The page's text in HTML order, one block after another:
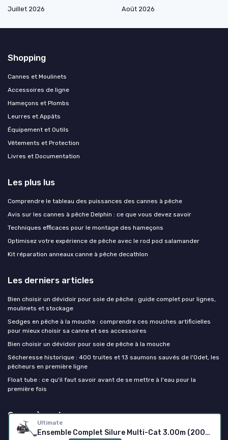
Ultimate
Ensemble Complet Silure Multi-Cat 3.00m (200g) - Ensembles Silure
Juillet 2026
Août 2026
Shopping
Cannes et Moulinets
Accessoires de ligne
Hameçons et Plombs
Leurres et Appâts
Équipement et Outils
Vêtements et Protection
Livres et Documentation
Les plus lus
Comprendre le tableau des puissances des cannes à pêche
Avis sur les cannes à pêche Delphin : ce que vous devez savoir
Techniques efficaces pour le montage des hameçons
Optimisez votre expérience de pêche avec le rod pod salamander
Kit réparation anneaux canne à pêche decathlon
Les derniers articles
Bien choisir un dévidoir pour soie de pêche : guide complet pour lignes,
moulinets et stockage
Sedges en pêche à la mouche : comprendre ces mouches artificielles
pour mieux choisir sa canne et ses accessoires
Bien choisir un dévidoir pour soie de pêche à la mouche
Sécheresse historique : 400 truites et 13 saumons sauvés de l'Odet, les
pêcheurs en première ligne
Float tube : ce qu'il faut savoir avant de se mettre à l'eau pour la
première fois
Canne à peche